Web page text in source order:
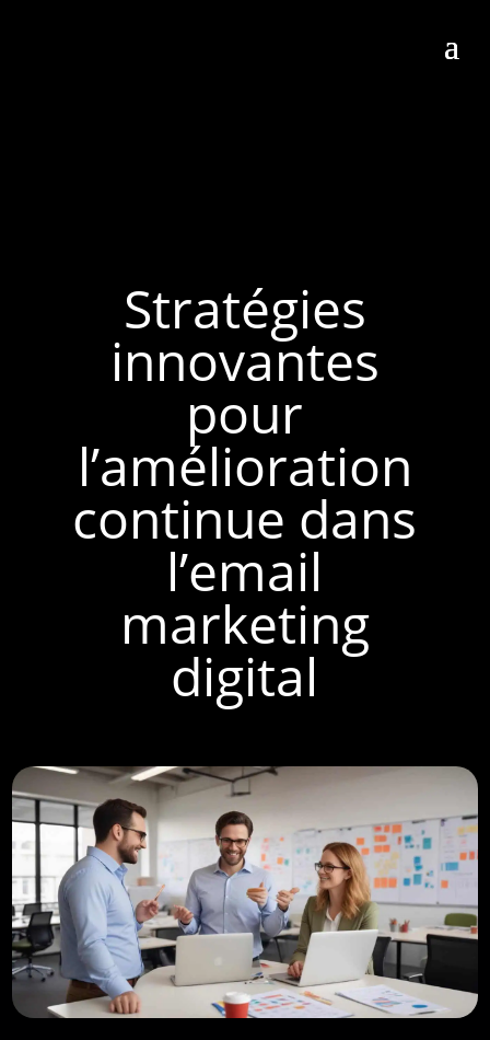
Stratégies
innovantes
pour
l’amélioration
continue dans
l’email
marketing
digital